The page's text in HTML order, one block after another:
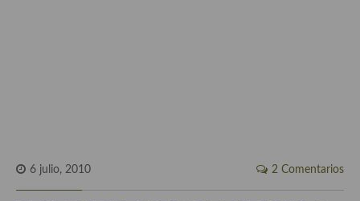
En El Candelero
6 julio, 2010 2 Comentarios